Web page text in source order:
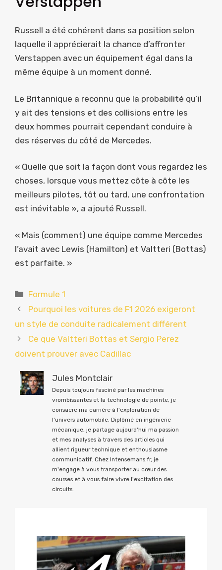
Russell a été cohérent dans sa position selon
laquelle il apprécierait la chance d’affronter
Verstappen avec un équipement égal dans la
même équipe à un moment donné.
Le Britannique a reconnu que la probabilité qu’il
y ait des tensions et des collisions entre les
deux hommes pourrait cependant conduire à
des réserves du côté de Mercedes.
« Quelle que soit la façon dont vous regardez les
choses, lorsque vous mettez côte à côte les
meilleurs pilotes, tôt ou tard, une confrontation
est inévitable », a ajouté Russell.
« Mais (comment) une équipe comme Mercedes
l’avait avec Lewis (Hamilton) et Valtteri (Bottas)
est parfaite. »
Catégories
Formule 1
Pourquoi les voitures de F1 2026 exigeront
un style de conduite radicalement différent
Ce que Valtteri Bottas et Sergio Perez
doivent prouver avec Cadillac
Jules Montclair
Depuis toujours fasciné par les machines
vrombissantes et la technologie de pointe, je
consacre ma carrière à l'exploration de
l'univers automobile. Diplômé en ingénierie
mécanique, je partage aujourd'hui ma passion
et mes analyses à travers des articles qui
allient rigueur technique et enthousiasme
communicatif. Chez Intensemans.fr, je
m'engage à vous transporter au cœur des
courses et à vous faire vivre l'excitation des
circuits.